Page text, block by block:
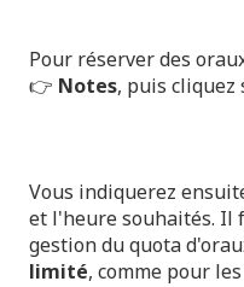
Pour réserver des
👉 Notes, puis cliquez
Vous indiquerez
et l'heure souhaités. Il
gestion du quota
limité, comme pour